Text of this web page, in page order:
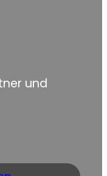
und